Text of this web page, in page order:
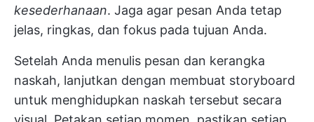
kesederhanaan. Jaga agar pesan Anda tetap
jelas, ringkas, dan fokus pada tujuan Anda.
Setelah Anda menulis pesan dan kerangka
naskah, lanjutkan dengan membuat storyboard
untuk menghidupkan naskah tersebut secara